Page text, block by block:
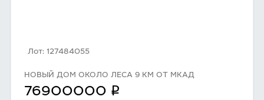
Лот: 127484055
НОВЫЙ ДОМ ОКОЛО ЛЕСА 9 КМ ОТ МКАД
76900000 q